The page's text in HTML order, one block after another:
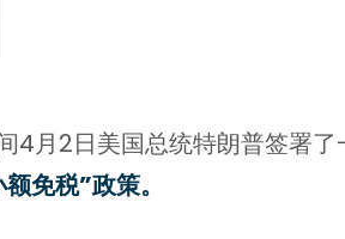
4月2日美国总统特朗普签署
免税”政策。